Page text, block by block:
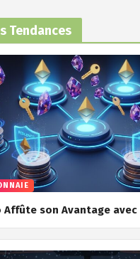
Tendances
Affûte son Avantage avec